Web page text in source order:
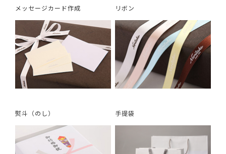
メッセージカード作成 リボン
熨斗（のし） 手提袋